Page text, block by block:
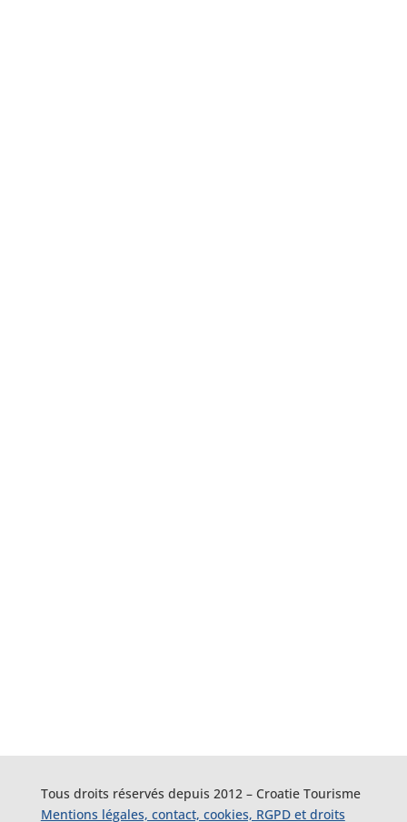
Tous droits réservés depuis 2012 – Croatie Tourisme
Mentions légales, contact, cookies, RGPD et droits